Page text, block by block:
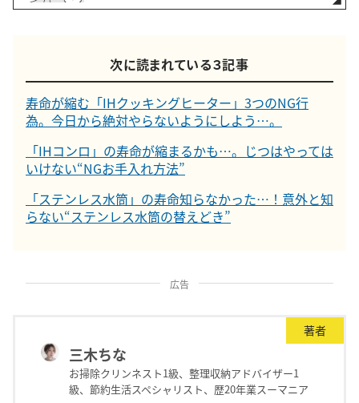
次に読まれている３記事
寿命が縮む「IHクッキングヒーター」3つのNG行
為。今日から絶対やらないようにしよう…。
「IHコンロ」の寿命が縮まるかも…。じつはやっては
いけない“NGお手入れ方法”
「ステンレス水筒」の寿命知らなかった…！意外と知
らない“ステンレス水筒の替えどき”
広告
著者
三木ちな
お掃除クリンネスト1級、整理収納アドバイザー1
級、節約生活スペシャリスト、歴20年業スーマニア